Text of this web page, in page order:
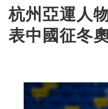
杭州亞運人
表中國征冬